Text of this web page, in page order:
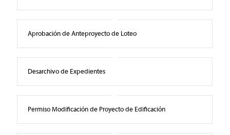
Aprobación de Anteproyecto de Loteo
Desarchivo de Expedientes
Permiso Modificación de Proyecto de Edificación